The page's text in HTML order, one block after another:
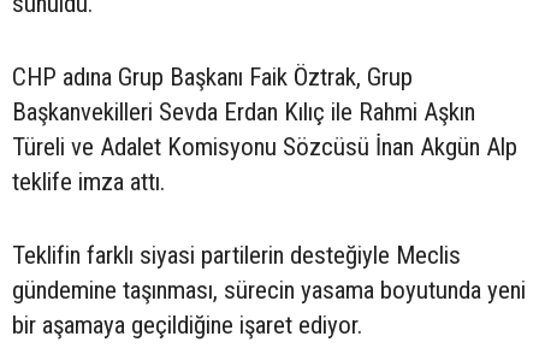
CHP adına Grup Başkanı Faik Öztrak, Grup
Başkanvekilleri Sevda Erdan Kılıç ile Rahmi Aşkın
Türeli ve Adalet Komisyonu Sözcüsü İnan Akgün Alp
teklife imza attı.
Teklifin farklı siyasi partilerin desteğiyle Meclis
gündemine taşınması, sürecin yasama boyutunda yeni
bir aşamaya geçildiğine işaret ediyor.